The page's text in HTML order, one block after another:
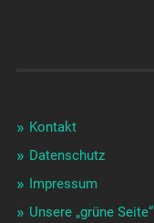
Kontakt
Datenschutz
Impressum
Unsere „grüne Seite“